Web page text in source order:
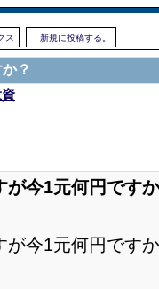
ス 新規に投稿する。
？
が今1元何円です
が今1元何円です